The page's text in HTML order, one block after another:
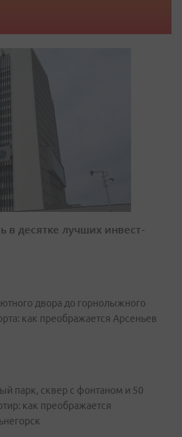
в десятке лучших инвест-
двора до горнолыжного
как преображается Арсеньев
парк, сквер с фонтаном и 50
как преображается